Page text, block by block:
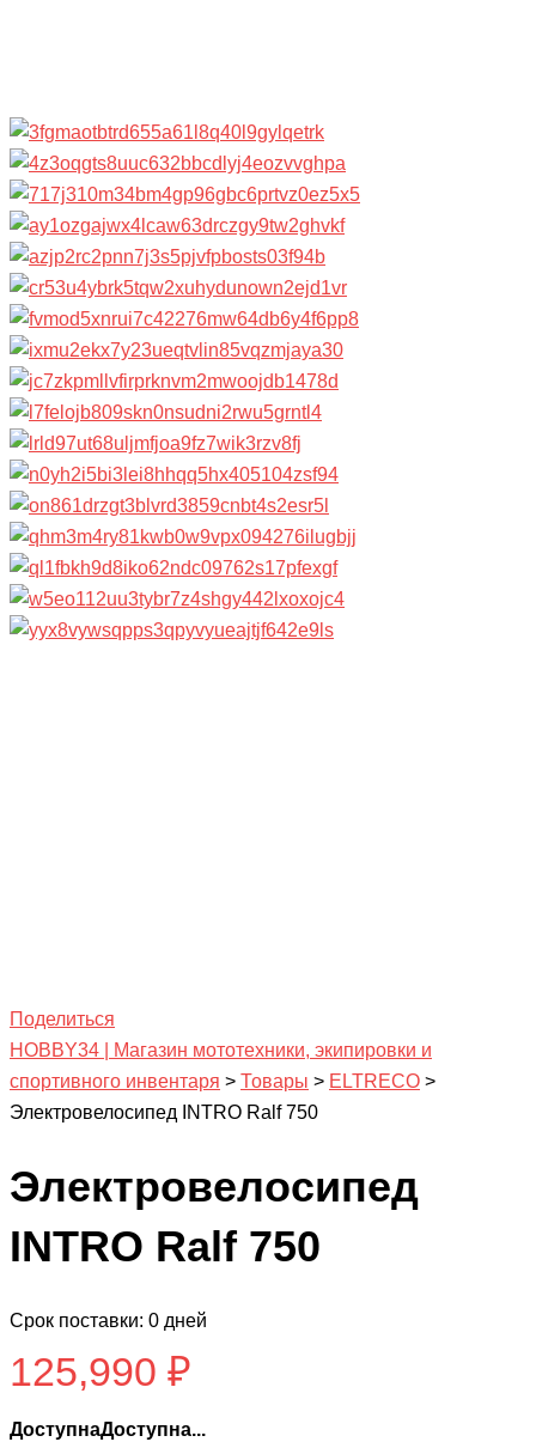
Поделиться
HOBBY34 | Магазин мототехники, экипировки и
спортивного инвентаря > Товары > ELTRECO >
Электровелосипед INTRO Ralf 750
Электровелосипед
INTRO Ralf 750
Срок поставки: 0 дней
125,990 ₽
ДоступнаДоступна...